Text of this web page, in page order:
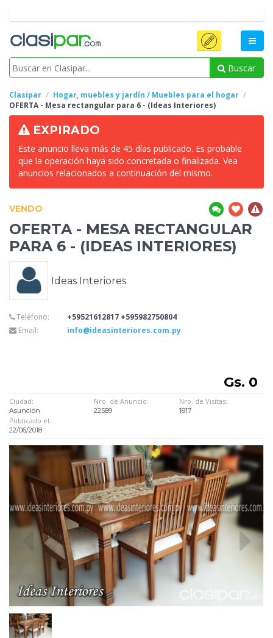
Buscar
Clasipar
Hogar, muebles y jardín / Muebles para el hogar
OFERTA - Mesa rectangular para 6 - (Ideas Interiores)
EXPIRADO
Este anuncio lleva más de 45 días publicado. Es probable
que la operación haya sido concretada o finalizada. Vea
anuncios relacionados a continuación del mismo.
VENDO
OFERTA - MESA RECTANGULAR
PARA 6 - (IDEAS INTERIORES)
Ideas Interiores
Teléfono:
+59521612817 +595982750804
Email:
info@ideasinteriores.com.py
Gs. 0
Ciudad:
Asunción
Nro. de Anuncio:
22589
Nro. de Visitas:
1817
Publicado el:
22/06/2018